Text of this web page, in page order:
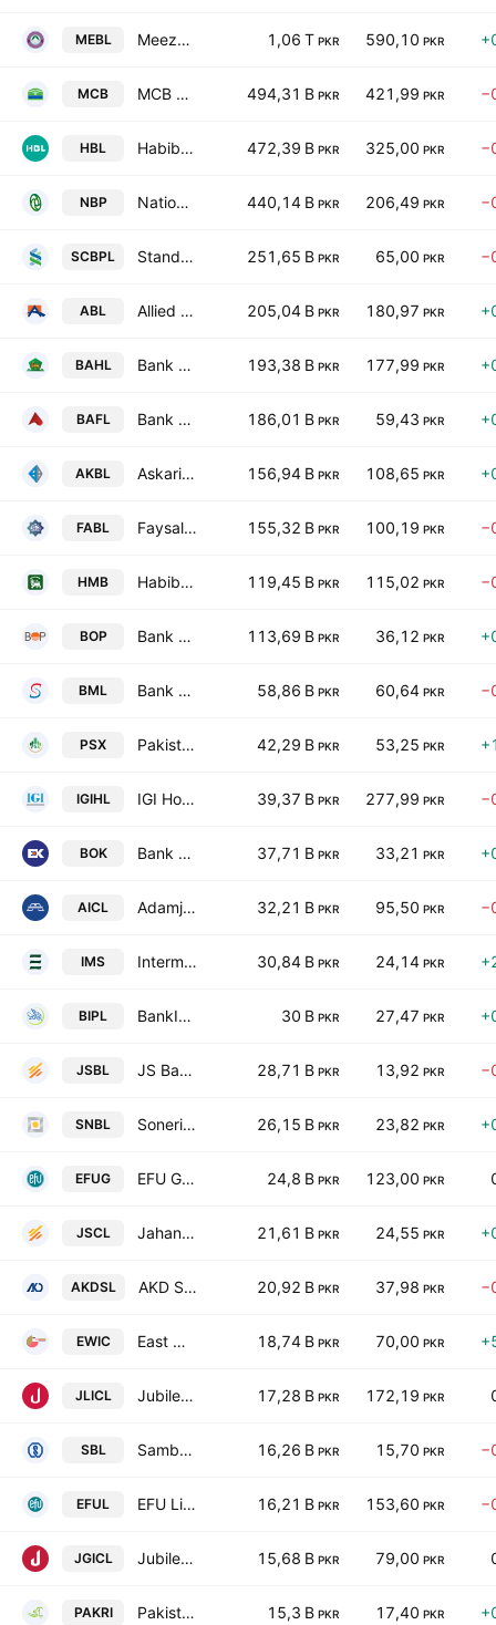
MEBL Meezan Bank Limited. 1,06 T PKR 590,10 PKR
MCB MCB Bank Limited 494,31 B PKR 421,99 PKR
HBL Habib Bank Limited 472,39 B PKR 325,00 PKR
NBP National Bank of Pakistan 440,14 B PKR 206,49 PKR
SCBPL Standard Chartered Bank (Pakistan) Limited 251,65 B PKR 65,00 PKR
ABL Allied Bank Limited 205,04 B PKR 180,97 PKR
BAHL Bank Al Habib Ltd. 193,38 B PKR 177,99 PKR
BAFL Bank Alfalah Limited 186,01 B PKR 59,43 PKR
AKBL Askari Bank Limited 156,94 B PKR 108,65 PKR
FABL Faysal Bank Limited 155,32 B PKR 100,19 PKR
HMB Habib Metropolitan Bank Limited 119,45 B PKR 115,02 PKR
BOP Bank of Punjab 113,69 B PKR 36,12 PKR
BML Bank Makramah Limited 58,86 B PKR 60,64 PKR
PSX Pakistan Stock Exchange Ltd 42,29 B PKR 53,25 PKR
IGIHL IGI Holdings Limited 39,37 B PKR 277,99 PKR
BOK Bank of Khyber 37,71 B PKR 33,21 PKR
AICL Adamjee Insurance Co. Limited 32,21 B PKR 95,50 PKR
IMS Intermarket Securities Ltd 30,84 B PKR 24,14 PKR
BIPL BankIslami Pakistan Limited 30 B PKR 27,47 PKR
JSBL JS Bank Limited 28,71 B PKR 13,92 PKR
SNBL Soneri Bank Limited 26,15 B PKR 23,82 PKR
EFUG EFU General Insurance Ltd. 24,8 B PKR 123,00 PKR
JSCL Jahangir Siddiqui & Co. Ltd 21,61 B PKR 24,55 PKR
AKDSL AKD Securities Limited 20,92 B PKR 37,98 PKR
EWIC East West Insurance Co. Ltd. 18,74 B PKR 70,00 PKR
JLICL Jubilee Life Insurance Co. Ltd. 17,28 B PKR 172,19 PKR
SBL Samba Bank Limited 16,26 B PKR 15,70 PKR
EFUL EFU Life Assurance Limited 16,21 B PKR 153,60 PKR
JGICL Jubilee General Insurance Co. Ltd. 15,68 B PKR 79,00 PKR
PAKRI Pakistan Reinsurance Co. 15,3 B PKR 17,40 PKR